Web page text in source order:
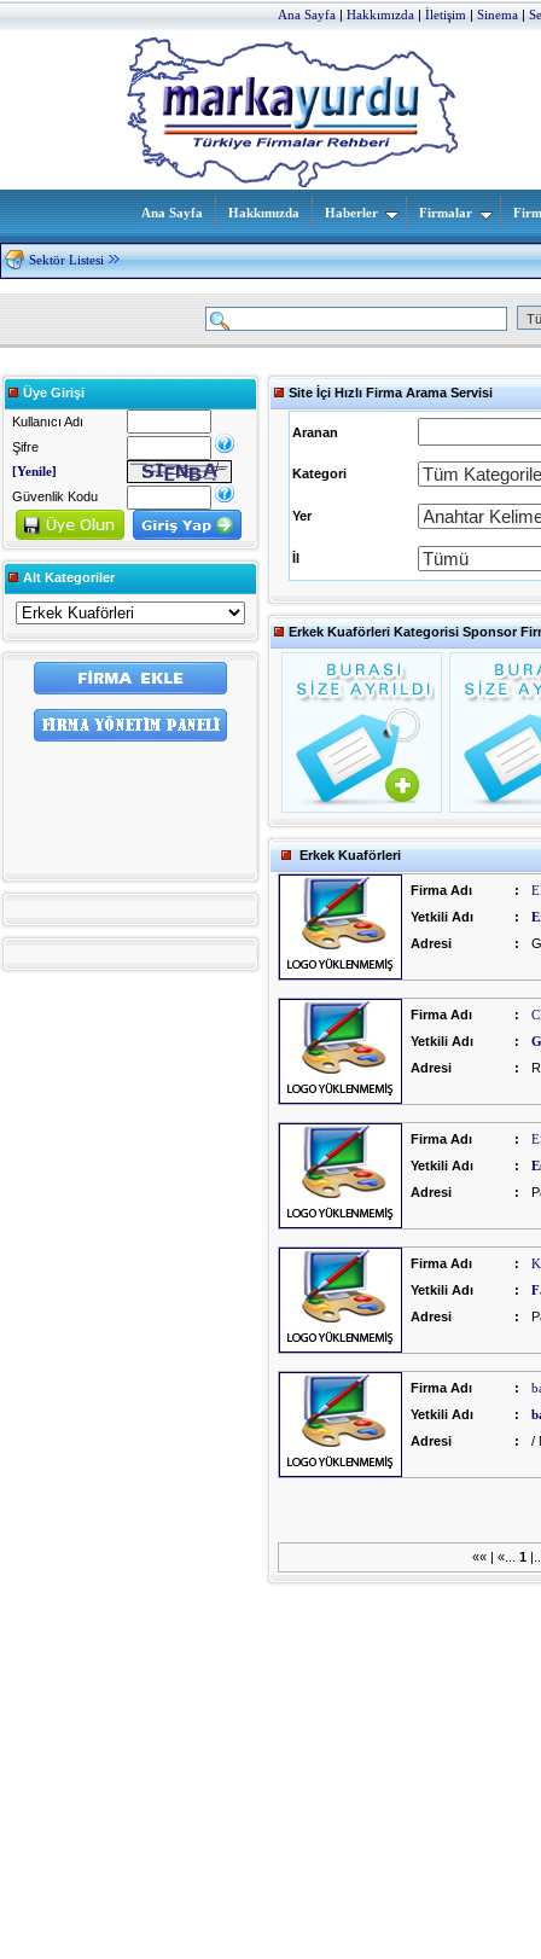
Ana Sayfa|Hakkımızda|İletişim|Sinema|
Ana Sayfa Hakkımızda Haberler Firmalar
Sektör Listesi
Üye Girişi
Kullanıcı Adı
Şifre
[Yenile]
Güvenlik Kodu
Alt Kategoriler
Site İçi Hızlı Firma Arama Servisi
Aranan
Kategori
Yer
İl
Erkek Kuaförleri Kategorisi Sponsor
Erkek Kuaförleri
Firma Adı :
Yetkili Adı
:
Adresi
:
Firma Adı :
Yetkili Adı
:
Adresi
:
Firma Adı :
Yetkili Adı
:
Adresi
:
Firma Adı :
Yetkili Adı
:
Adresi
:
Firma Adı :
Yetkili Adı
:
Adresi
: /
«« | «... 1